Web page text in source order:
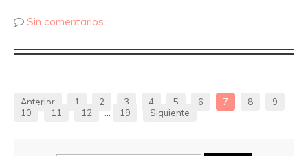
Sin comentarios
Anterior 1 2 3 4 5 6 7 8
9
10
11 12 19 Siguiente